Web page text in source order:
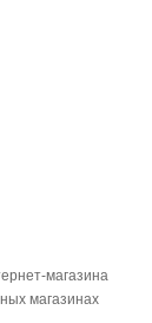
магазина
магазинах